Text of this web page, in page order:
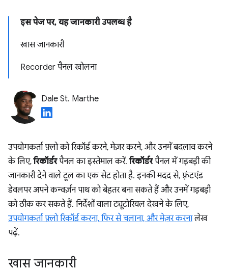
इस पेज पर, यह जानकारी उपलब्ध है
खास जानकारी
Recorder पैनल खोलना
Dale St. Marthe
उपयोगकर्ता फ़्लो को रिकॉर्ड करने, मेज़र करने, और उनमें बदलाव करने
के लिए,रिकॉर्डरपैनल का इस्तेमाल करें.रिकॉर्डरपैनल में गड़बड़ी की
जानकारी देने वाले टूल का एक सेट होता है. इनकी मदद से, फ़्रंटएंड
डेवलपर अपने कन्वर्ज़न पाथ को बेहतर बना सकते हैं और उनमें गड़बड़ी
को ठीक कर सकते हैं. निर्देशों वाला ट्यूटोरियल देखने के लिए,
उपयोगकर्ता फ़्लो रिकॉर्ड करना, फिर से चलाना, और मेज़र करनालेख
पढ़ें.
खास जानकारी